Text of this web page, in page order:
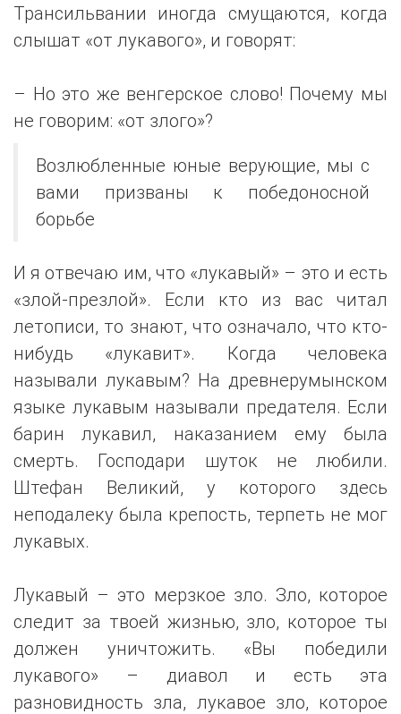
Трансильвании иногда смущаются, когда
слышат «от лукавого», и говорят:
– Но это же венгерское слово! Почему мы
не говорим: «от злого»?
Возлюбленные юные верующие, мы с
вами призваны к победоносной
борьбе
И я отвечаю им, что «лукавый» – это и есть
«злой-презлой». Если кто из вас читал
летописи, то знают, что означало, что кто-
нибудь «лукавит». Когда человека
называли лукавым? На древнерумынском
языке лукавым называли предателя. Если
барин лукавил, наказанием ему была
смерть. Господари шуток не любили.
Штефан Великий, у которого здесь
неподалеку была крепость, терпеть не мог
лукавых.
Лукавый – это мерзкое зло. Зло, которое
следит за твоей жизнью, зло, которое ты
должен уничтожить. «Вы победили
лукавого» – диавол и есть эта
разновидность зла, лукавое зло, которое